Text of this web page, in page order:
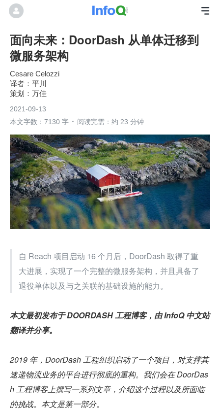
面向未来：DoorDash 从单体迁移到
微服务架构
Cesare Celozzi
平川
万佳
2021-09-13
本文字数：7130 字
阅读完需：约 23 分钟
自 Reach 项目启动 16 个月后，DoorDash 取得了重
大进展，实现了一个完整的微服务架构，并且具备了
退役单体以及与之关联的基础设施的能力。
本文最初发布于 DOORDASH 工程博客，由 InfoQ 中文站
翻译并分享。
2019 年，DoorDash 工程组织启动了一个项目，对支撑其
速递物流业务的平台进行彻底的重构。我们会在 DoorDas
h 工程博客上撰写一系列文章，介绍这个过程以及所面临
的挑战。本文是第一部分。